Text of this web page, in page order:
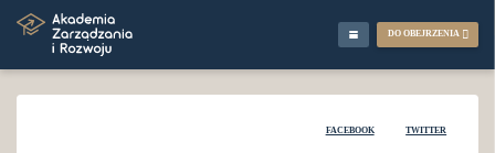
DO OBEJRZENIA
FACEBOOK TWITTER